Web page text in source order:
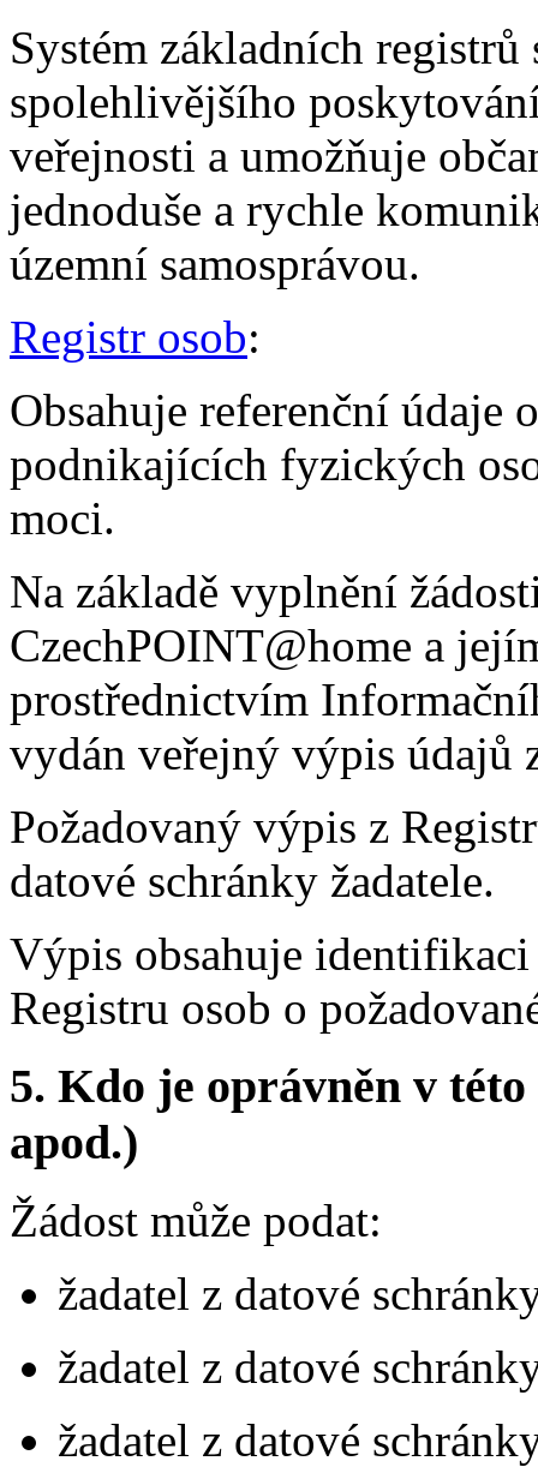
Systém základních
spolehlivějšího
veřejnosti a umožňuje
jednoduše a rychle
územní samosprávou.
Registr osob:
Obsahuje referenční údaje
podnikajících fyzických
moci.
Na základě vyplnění
CzechPOINT@home a
prostřednictvím
vydán veřejný výpis údajů
Požadovaný výpis z
datové schránky žadatele.
Výpis obsahuje identifikaci
Registru osob o
5. Kdo je oprávněn v
apod.)
Žádost může podat:
žadatel z datové
žadatel z datové
žadatel z datové